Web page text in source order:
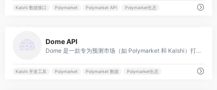
Kalshi 数据接口 Polymarket Polymarket API Polymarket生态
Dome API
Dome 是一款专为预测市场（如 Polymarket 和 Kalshi）打造的统一 API 工具包，为开发者提供实时数据、历史行情及跨平台交易接口。
Kalshi 开发工具 Polymarket Polymarket 数据 Polymarket生态